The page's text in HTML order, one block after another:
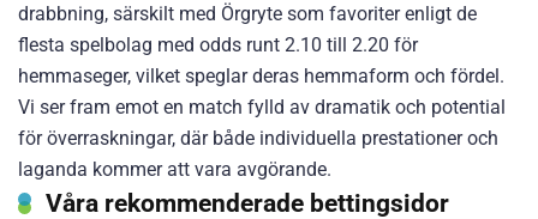
drabbning, särskilt med Örgryte som favoriter enligt de
flesta spelbolag med odds runt 2.10 till 2.20 för
hemmaseger, vilket speglar deras hemmaform och fördel.
Vi ser fram emot en match fylld av dramatik och potential
för överraskningar, där både individuella prestationer och
laganda kommer att vara avgörande.
Våra rekommenderade bettingsidor